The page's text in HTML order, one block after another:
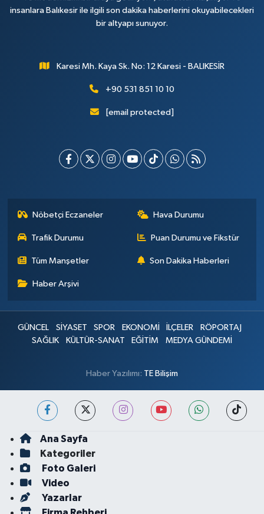
insanlara Balıkesir ile ilgili son dakika haberlerini okuyabilecekleri
bir altyapı sunuyor.
Karesi Mh. Kaya Sk. No: 12 Karesi - BALIKESİR
+90 531 851 10 10
[email protected]
Nöbetçi Eczaneler Hava Durumu
Trafik Durumu Puan Durumu ve Fikstür
Tüm Manşetler Son Dakika Haberleri
Haber Arşivi
GÜNCEL SİYASET SPOR EKONOMİ İLÇELER
RÖPORTAJ
SAĞLIK
KÜLTÜR-SANAT EĞİTİM MEDYA GÜNDEMİ
Haber Yazılımı: TE Bilişim
Ana Sayfa
Kategoriler
Foto Galeri
Video
Yazarlar